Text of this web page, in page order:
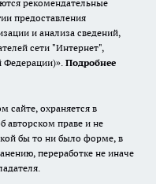
рекомендательные
предоставления
и анализа сведений,
сети "Интернет",
Федерации)». Подробнее
сайте, охраняется в
авторском праве и не
бы то ни было форме, в
переработке не иначе